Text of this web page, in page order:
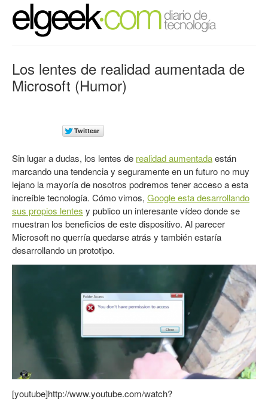
Los lentes de realidad aumentada de
Microsoft (Humor)
Sin lugar a dudas, los lentes de realidad aumentadaestán
marcando una tendencia y seguramente en un futuro no muy
lejano la mayoría de nosotros podremos tener acceso a esta
increíble tecnología. Cómo vimos, Google esta desarrollando
sus propios lentes y publico un interesante vídeo donde se
muestran los beneficios de este dispositivo. Al parecer
Microsoft no querría quedarse atrás y también estaría
desarrollando un prototipo.
[youtube]http://www.youtube.com/watch?